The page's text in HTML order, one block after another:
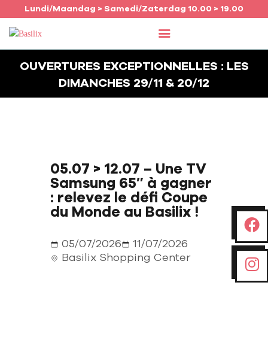
Lundi/Maandag > Samedi/Zaterdag 10.00 > 19.00
OUVERTURES EXCEPTIONNELLES : LES
DIMANCHES 29/11 & 20/12
ACCUEIL
INFO
FRANÇAIS
05.07 > 12.07 – Une TV
Samsung 65″ à gagner
: relevez le défi Coupe
du Monde au Basilix !
05/07/2026
11/07/2026
Basilix Shopping Center